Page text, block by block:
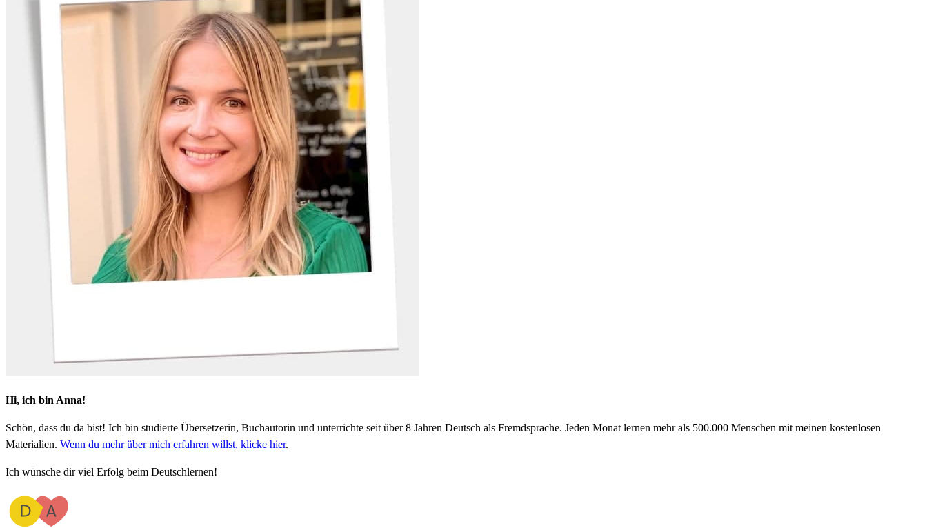
Hi, ich bin Anna!
Schön, dass du da bist! Ich bin studierte Übersetzerin, Buchautorin und unterrichte seit über 8 Jahren Deutsch als Fremdsprache. Jeden Monat lernen mehr als 500.000 Menschen mit meinen kostenlosen
Materialien. Wenn du mehr über mich erfahren willst, klicke hier.
Ich wünsche dir viel Erfolg beim Deutschlernen!